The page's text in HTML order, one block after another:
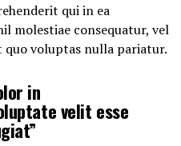
qui in ea
molestiae consequatur, vel
voluptas nulla pariatur.
in
velit esse